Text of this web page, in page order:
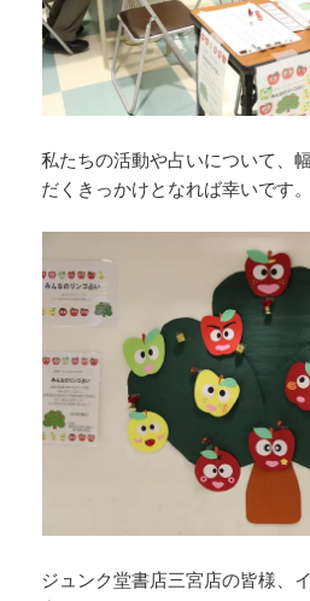
私たちの活動や占いについて、
だくきっかけとなれば幸いです。
ジュンク堂書店三宮店の皆様、